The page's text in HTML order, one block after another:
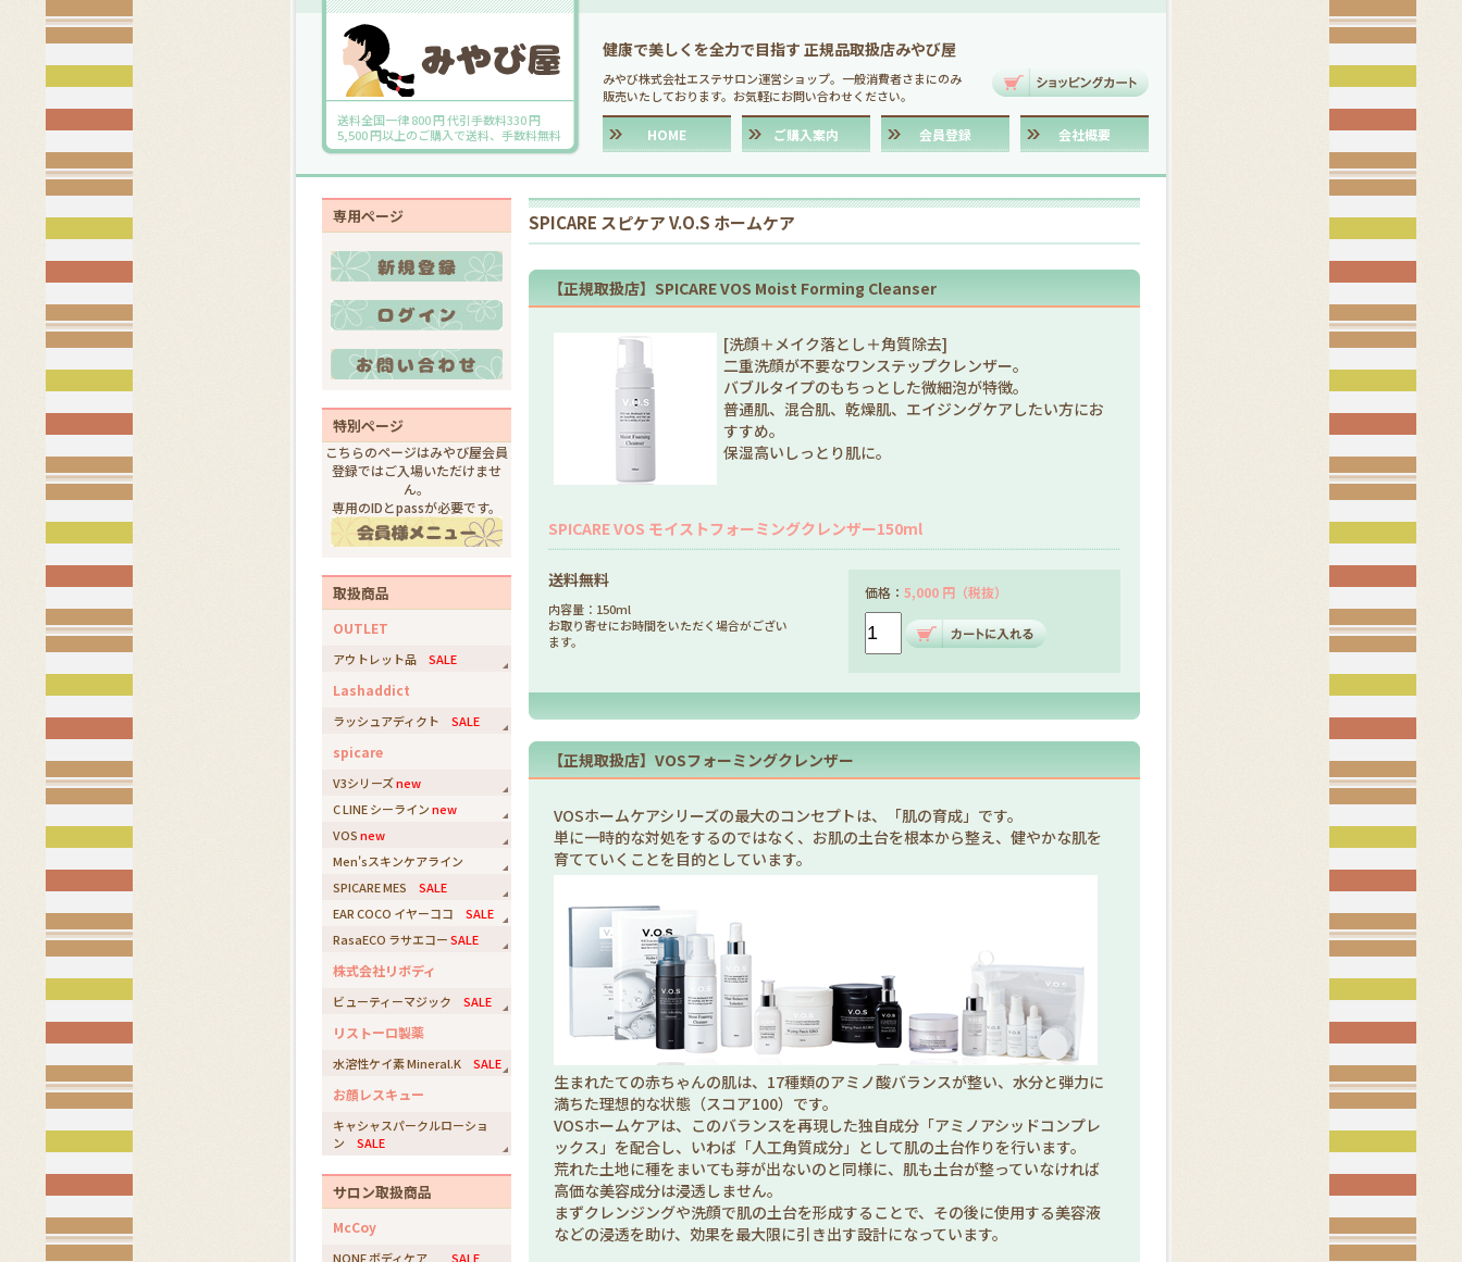
送料全国一律 800 円 代引手数料330 円
5,500 円以上のご購入で送料、手数料無料
健康で美しくを全力で目指す 正規品取扱店みやび屋
みやび株式会社エステサロン運営ショップ。一般消費者さまにのみ
販売いたしております。お気軽にお問い合わせください。
HOME ご購入案内 会員登録 会社概要
専用ページ
特別ページ
こちらのページはみやび屋会員
登録ではご入場いただけませ
ん。
専用のIDとpassが必要です。
取扱商品
OUTLET
アウトレット品 SALE
Lashaddict
ラッシュアディクト SALE
spicare
V3シリーズnew
C LINE シーラインnew
VOSnew
Men'sスキンケアライン
SPICARE MES SALE
EAR COCO イヤーココ SALE
RasaECO ラサエコーSALE
株式会社リボディ
ビューティーマジック SALE
リストーロ製薬
水溶性ケイ素 Mineral.K SALE
お顔レスキュー
キャシャスパークルローショ
ン SALE
サロン取扱商品
McCoy
NONF ボディケア SALE
SPICARE スピケア V.O.S ホームケア
【正規取扱店】SPICARE VOS Moist Forming Cleanser
[洗顔＋メイク落とし＋角質除去]
二重洗顔が不要なワンステップクレンザー。
バブルタイプのもちっとした微細泡が特徴。
普通肌、混合肌、乾燥肌、エイジングケアしたい方にお
すすめ。
保湿高いしっとり肌に。
SPICARE VOS モイストフォーミングクレンザー150ml
送料無料
内容量：150ml
お取り寄せにお時間をいただく場合がござい
ます。
価格： 5,000 円（税抜）
【正規取扱店】VOSフォーミングクレンザー
VOSホームケアシリーズの最大のコンセプトは、「肌の育成」です。
単に一時的な対処をするのではなく、お肌の土台を根本から整え、健やかな肌を
育てていくことを目的としています。
生まれたての赤ちゃんの肌は、17種類のアミノ酸バランスが整い、水分と弾力に
満ちた理想的な状態（スコア100）です。
VOSホームケアは、このバランスを再現した独自成分「アミノアシッドコンプレ
ックス」を配合し、いわば「人工角質成分」として肌の土台作りを行います。
荒れた土地に種をまいても芽が出ないのと同様に、肌も土台が整っていなければ
高価な美容成分は浸透しません。
まずクレンジングや洗顔で肌の土台を形成することで、その後に使用する美容液
などの浸透を助け、効果を最大限に引き出す設計になっています。